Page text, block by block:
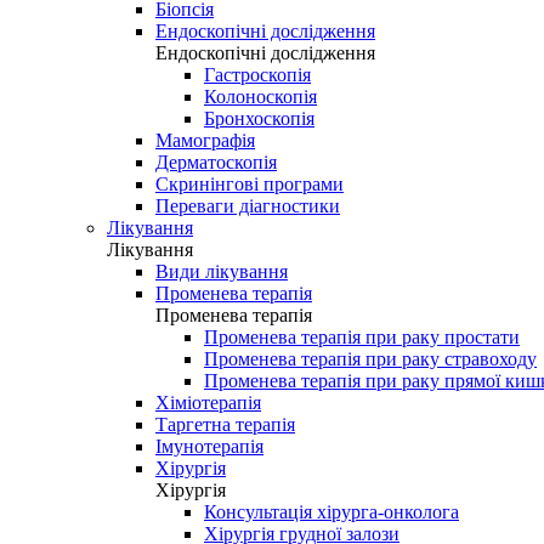
Біопсія
Ендоскопічні дослідження
Ендоскопічні дослідження
Гастроскопія
Колоноскопія
Бронхоскопія
Мамографія
Дерматоскопія
Скринінгові програми
Переваги діагностики
Лікування
Лікування
Види лікування
Променева терапія
Променева терапія
Променева терапія при раку простати
Променева терапія при раку стравоходу
Променева терапія при раку прямої
Хіміотерапія
Таргетна терапія
Імунотерапія
Хірургія
Хірургія
Консультація хірурга-онколога
Хірургія грудної залози